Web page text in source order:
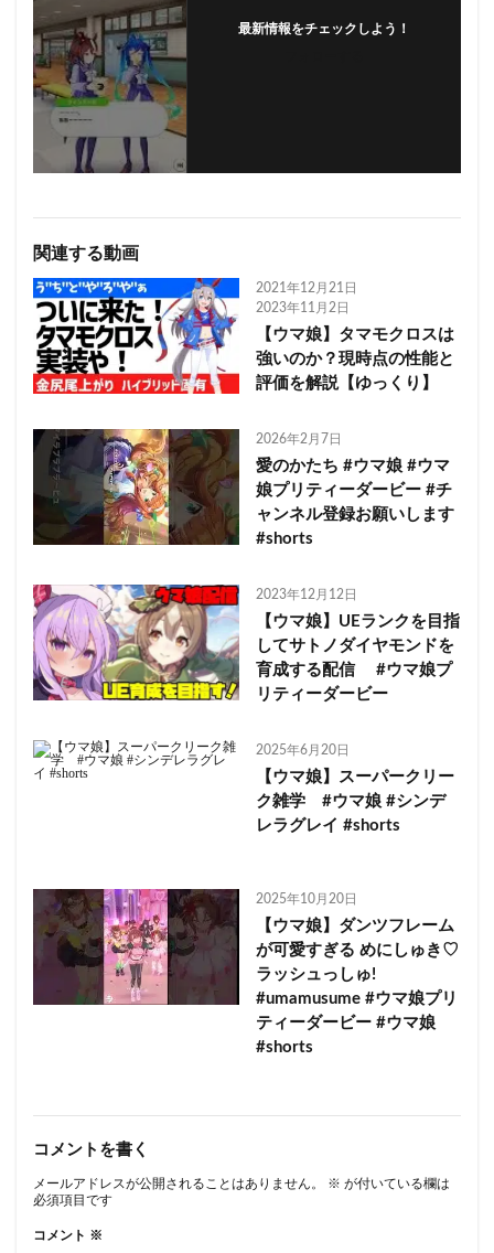
最新情報をチェックしよう！
関連する動画
2021年12月21日
2023年11月2日
【ウマ娘】タマモクロスは
強いのか？現時点の性能と
評価を解説【ゆっくり】
2026年2月7日
愛のかたち #ウマ娘 #ウマ
娘プリティーダービー #チ
ャンネル登録お願いします
#shorts
2023年12月12日
【ウマ娘】UEランクを目指
してサトノダイヤモンドを
育成する配信 #ウマ娘プ
リティーダービー
2025年6月20日
【ウマ娘】スーパークリー
ク雑学 #ウマ娘 #シンデ
レラグレイ #shorts
2025年10月20日
【ウマ娘】ダンツフレーム
が可愛すぎる めにしゅき♡
ラッシュっしゅ!
#umamusume #ウマ娘プリ
ティーダービー #ウマ娘
#shorts
コメントを書く
メールアドレスが公開されることはありません。 ※ が付いている欄は
必須項目です
コメント ※